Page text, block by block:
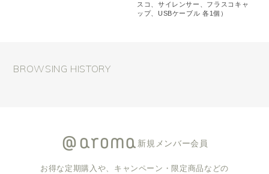
スコ、サイレンサー、フラスコキャ
ップ、USBケーブル 各1個）
BROWSING HISTORY
新規メンバー会員
お得な定期購入や、キャンペーン・限定商品などの